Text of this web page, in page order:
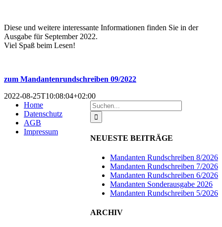
Diese und weitere interessante Informationen finden Sie in der
Ausgabe für September 2022.
Viel Spaß beim Lesen!
zum Mandantenrundschreiben 09/2022
2022-08-25T10:08:04+02:00
Suche
nach:
NEUESTE BEITRÄGE
Mandanten Rundschreiben 8/2026
Mandanten Rundschreiben 7/2026
Mandanten Rundschreiben 6/2026
Mandanten Sonderausgabe 2026
Mandanten Rundschreiben 5/2026
ARCHIV
Home
Datenschutz
AGB
Impressum